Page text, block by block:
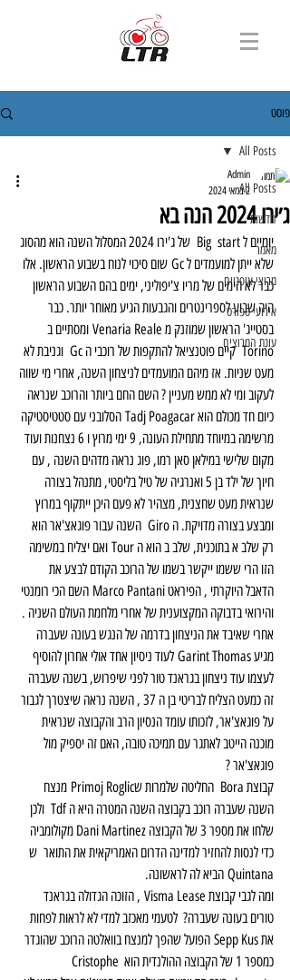
פוסט
All Posts
חדשות
מאמר
מרוצי אופניים
אירועי ספורט
עונת המרוצים
All Posts
ג׳ירו 2024 הנה בא
Admin
2 במאי 2024
יומיים ל Big  start  של ג'ירו 2024 המסלול השנה הוא מהסוג
שלא ייתן למועמדים ל Gc שום סיכוי לנוח בשבוע הראשון. אלו
כבר לא הימים של מריו צ'יפוליני, ימים בהם השבוע הראשון
היה שבוע לספרינטרים והגבעות הגיע מאוחר יותר. כבר
בסטייג' הראשון שמוזנק מ Venaria Reale ומסתיים ב
Torino  קיים פוטנציאל להתקפות של רוכבי ה Gc  וגניבת לא
מעט שניות. אז מיהם המועמדים לניצחון השנה, אחרי מי שווה
לעקוב ומי לא ממש מעניין ? השם החם ביותר והרוכב שנראה
כיום חד מכולם הוא Tadj Poagacar הסלובני עם סטטיסטיקה
מרשימה במיוחד מתחילת העונה, 9 ימי מרוץ ו 6 נצחנות ועוד
מקום שלישי במילאן סאן רמו, פוג נראה מדהים השנה , עם
חיוך של ילד בן 5 ואנרגיה של טיל בליסטי, מתנהל בצורה
שנראית מעט שחצנית, מצהיר לא פעם היכן ייתקוף במרוץ
ומבצע בצורה מדויקת. ה Giro  השנה עבור פוגאצ'אר הוא
רק שלב א בתוכנית, שלב ב הוא ה Tour ואם יצליח במשימה
הזו הרי ששמו ייקשר בשמו של הרוכב הקודם לבצע את
הדאבל היוקרתי , הפיראט Marco Pantani השם הכי רומנטי
והירואי בדבוקה המקצוענית של אחרי מלחמת העולם השניה .
אחרי שאיבד את הניצחון בדרמה של הנגש בעונה שעברה
מגיע Garint Thomas לעוד ניסיון אחד אולי אחרון להוסיף
לעצמו עוד ניצחון בגראנד טור לפני שיפרוש, בשנה שעברה
זה כמעט הצליח לבריטי בן ה 37 , השנה נראה שיצטרך לגבור
על פוגאצ'אר, לזכותו עומד הנסיון הרב והקבוצה שנראית
מוכנה הייטב לאתגר עם תמיכה טובה, האם זה יספיק מול
פוגאצ'אר ?
קבוצת Bora  החליטה שלמרות שPrimoj Roglic מנצח
השנה שעברה רוכב בקבוצה השנה המטרה היא ה Tdf  ולכן
שלחו את מספר 3 של הקבוצה Dani Martinez מקולומביה
כדי לנסות להחזיר למדינה הדרום האמריקאית את התואר  ש
Quintana הביא לה לראשונה.
ומה לגבי קבוצת Visma Lease , הזוכה הגדולה בגראנד
טורים בעונה שעברה?  לטעמי מאכזב למדי לא לראות לפחות
את Sepp Kus הפועל שהפך למנצח בוואלטה הרוכב שהוגדר
כמספר 1 של הקבוצה ההולנדית הוא Cristophe